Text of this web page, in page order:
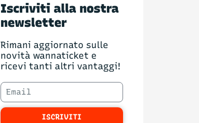
Iscriviti alla nostra
newsletter
Rimani aggiornato sulle
novità wannaticket e
ricevi tanti altri vantaggi!
ISCRIVITI